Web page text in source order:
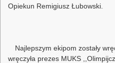
Opiekun Remigiusz Łubowski.
Najlepszym ekipom zostały
wręczyła prezes MUKS